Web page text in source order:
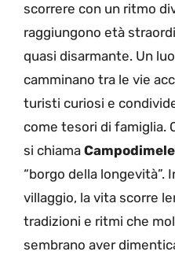
scorrere con un ritmo
raggiungono età
quasi disarmante. Un
camminano tra le vie
turisti curiosi e
come tesori di famiglia.
si chiama Campodimele
“borgo della longevità”.
villaggio, la vita scorre
tradizioni e ritmi che
sembrano aver